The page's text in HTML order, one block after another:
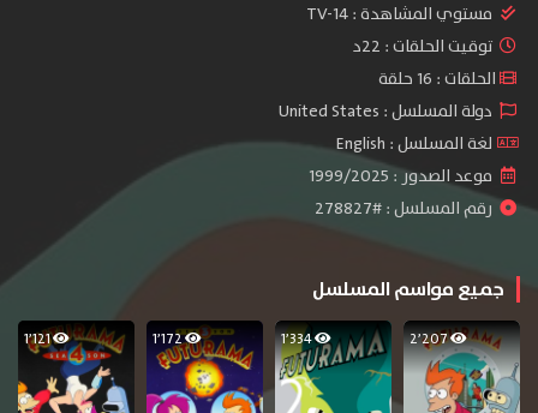
مستوي المشاهدة :TV-14
توقيت الحلقات : 22د
الحلقات : 16 حلقة
دولة المسلسل : United States
لغة المسلسل : English
موعد الصدور : 1999/2025
رقم المسلسل : #278827
جميع مواسم المسلسل
2٬207 1٬334 1٬172 1٬121